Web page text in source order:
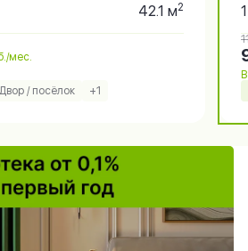
42.1 м2
мес.
Двор / посёлок +1